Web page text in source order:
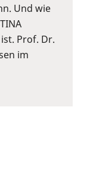
Und wie
Prof. Dr.
im